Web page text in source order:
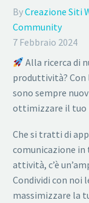
ByCreazione Siti
Community
7 Febbraio 2024
Alla ricerca di
produttività? Con
sono sempre
ottimizzare il tuo
Che si tratti di
comunicazione in
attività, c’è
Condividi con noi
massimizzare la